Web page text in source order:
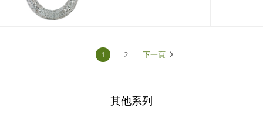
1 2 下一頁
其他系列